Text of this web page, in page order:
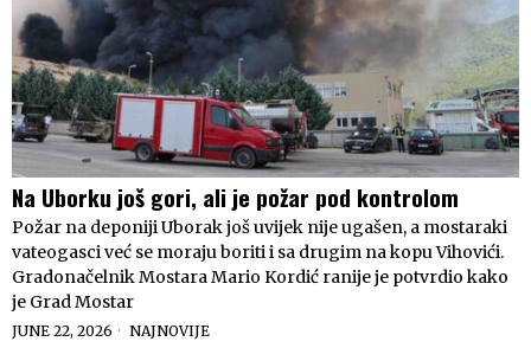
Na Uborku još gori, ali je požar pod kontrolom
Požar na deponiji Uborak još uvijek nije ugašen, a mostaraki
vateogasci već se moraju boriti i sa drugim na kopu Vihovići.
Gradonačelnik Mostara Mario Kordić ranije je potvrdio kako
je Grad Mostar
JUNE 22, 2026 NAJNOVIJE